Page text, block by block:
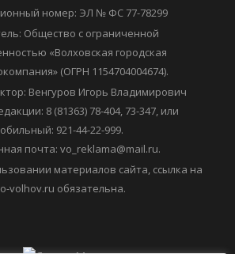
технологий и массовых
(Роскомнадзор) 15 мая 2020 года.
номер: ЭЛ № ФС 77-78299
Общество с ограниченной
«Волховская городская
(ОГРН 1154704004674).
Венгуров Игорь Владимирович
8 (81363) 78-404, 73-347, или
почта: vo_reklama@mail.ru.